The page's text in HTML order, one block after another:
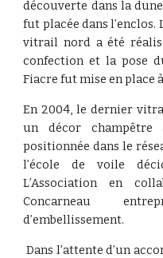
découverte dans la
fut placée dans
vitrail nord a été
confection et la pose
Fiacre fut mise en place
En 2004, le dernier
un décor
positionnée dans le
l’école de voile
L’Association en
Concarneau
d’embellissement.
Dans l’attente d’un